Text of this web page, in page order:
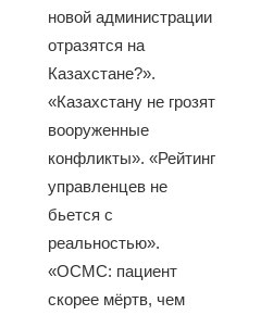
новой администрации
отразятся на
Казахстане?».
«Казахстану не грозят
вооруженные
конфликты». «Рейтинг
управленцев не
бьется с
реальностью».
«ОСМС: пациент
скорее мёртв, чем